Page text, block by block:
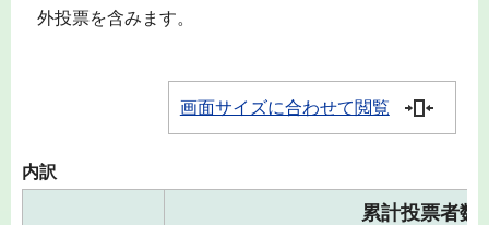
外投票を含みます。
画面サイズに合わせて閲覧
内訳
累計投票者数